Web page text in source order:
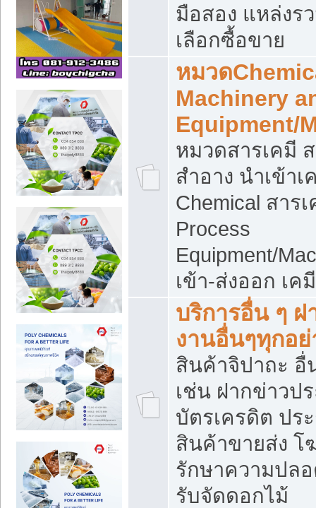
มือสอง แหล่งร
เลือกซื้อขาย
หมวด
Machinery
Equipment/
หมวดสารเคมี
สำอาง นำเข้
Chemical สาร
Process
Equipment/
เข้า-ส่งออก เ
บริการอื่น ๆ
งานอื่นๆทุกอ
สินค้าจิปาถะ อื่
เช่น ฝากข่าวป
บัตรเครดิต ปร
สินค้าขายส่ง
รักษาความปล
รับจัดดอกไม้